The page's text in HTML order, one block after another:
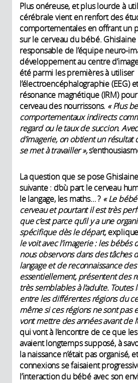
Plus onéreuse, et plus lourde à
cérébrale vient en renfort des
comportementales en offrant un
sur le cerveau du bébé. Ghislaine
responsable de l’équipe neuro-
développement au centre
été parmi les premières à utiliser
l’électroencéphalographie (EEG)
résonance magnétique (IRM)
cerveau des nourrissons. « Plus
comportementaux indirects
regard ou le taux de succion.
d’imagerie, on obtient un résultat
se met à travailler »,
La question que se pose
suivante : d’où part le cerveau
le langage, les maths… ? « Le bébé
cerveau et pourtant il est très
que c’est parce qu’il y a une
spécifique dès le départ,
le voit avec l’imagerie : les bébés
nous observons dans des tâches
langage et de reconnaissance des
essentiellement, présentent des
très semblables à l’adulte. Toutes
entre les différentes régions du
même si ces régions ne sont pas
vont mettre des années avant de
qui vont à l’encontre de ce que
avaient longtemps supposé, à
la naissance n’était pas organisé,
connexions se faisaient
l’interaction du bébé avec son